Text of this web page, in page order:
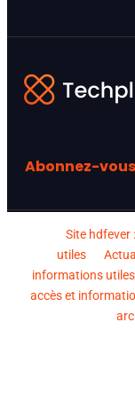
Abonnez-
Site hdfever
utiles
informations utiles
accès et